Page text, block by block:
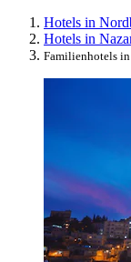
Hotels in
Hotels in
Familienhotels in